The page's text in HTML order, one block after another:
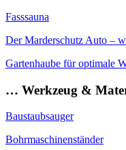
Fasssauna
Der Marderschutz Auto –
Gartenhaube für optimale
… Werkzeug &
Baustaubsauger
Bohrmaschinenständer